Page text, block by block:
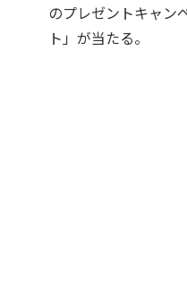
のプレゼントキャン
ト」が当たる。